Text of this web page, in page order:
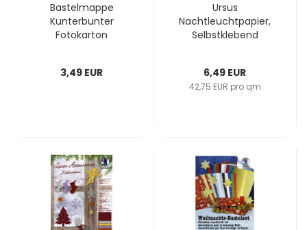
Bastelmappe
Kunterbunter
Fotokarton
3,49 EUR
Ursus
Nachtleuchtpapier,
Selbstklebend
6,49 EUR
42,75 EUR pro qm